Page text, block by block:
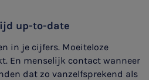
up-to-date
in je cijfers. Moeiteloze
En menselijk contact wanneer
dat zo vanzelfsprekend als